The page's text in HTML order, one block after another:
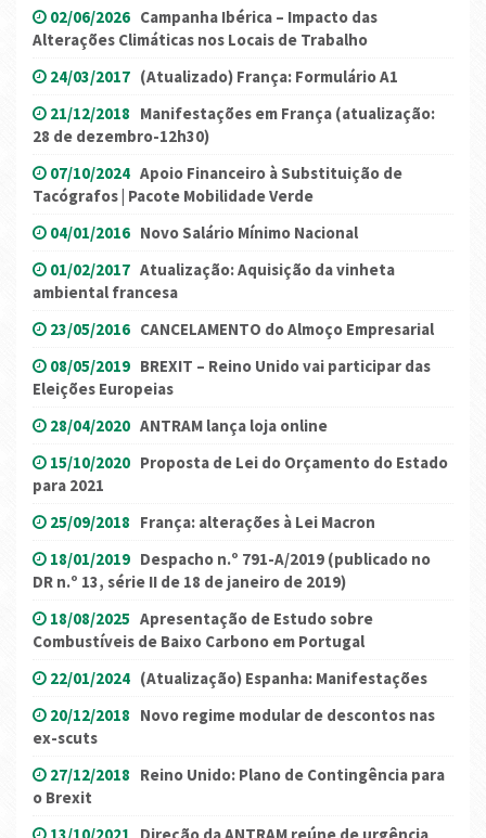
02/06/2026 Campanha Ibérica – Impacto das
Alterações Climáticas nos Locais de Trabalho
24/03/2017 (Atualizado) França: Formulário A1
21/12/2018 Manifestações em França (atualização:
28 de dezembro-12h30)
07/10/2024 Apoio Financeiro à Substituição de
Tacógrafos | Pacote Mobilidade Verde
04/01/2016 Novo Salário Mínimo Nacional
01/02/2017 Atualização: Aquisição da vinheta
ambiental francesa
23/05/2016 CANCELAMENTO do Almoço Empresarial
08/05/2019 BREXIT – Reino Unido vai participar das
Eleições Europeias
28/04/2020 ANTRAM lança loja online
15/10/2020 Proposta de Lei do Orçamento do Estado
para 2021
25/09/2018 França: alterações à Lei Macron
18/01/2019 Despacho n.º 791-A/2019 (publicado no
DR n.º 13, série II de 18 de janeiro de 2019)
18/08/2025 Apresentação de Estudo sobre
Combustíveis de Baixo Carbono em Portugal
22/01/2024 (Atualização) Espanha: Manifestações
20/12/2018 Novo regime modular de descontos nas
ex-scuts
27/12/2018 Reino Unido: Plano de Contingência para
o Brexit